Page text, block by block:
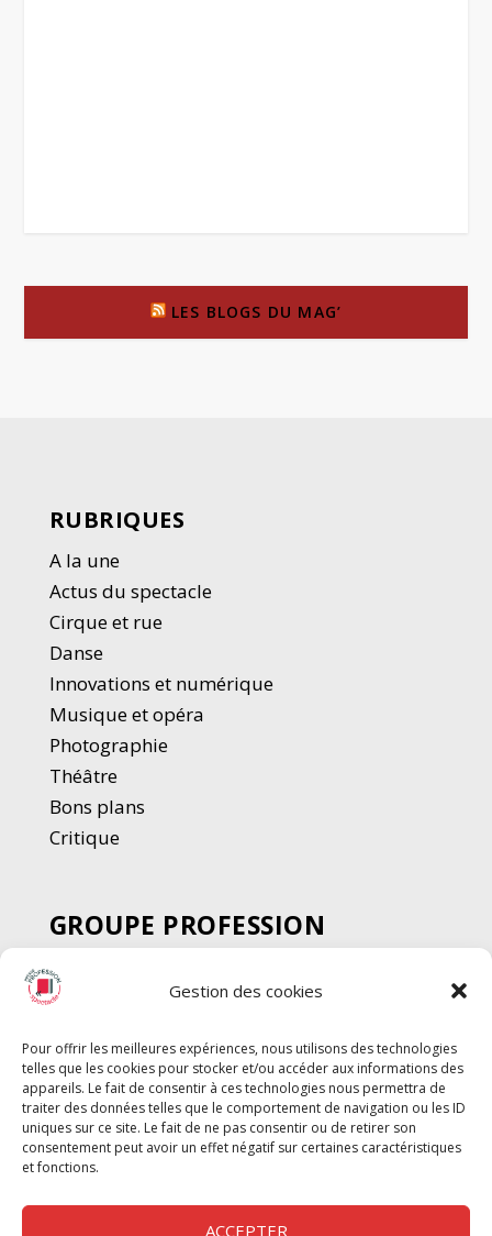
Gestion des cookies
Pour offrir les meilleures expériences, nous utilisons des technologies
telles que les cookies pour stocker et/ou accéder aux informations des
appareils. Le fait de consentir à ces technologies nous permettra de
traiter des données telles que le comportement de navigation ou les ID
uniques sur ce site. Le fait de ne pas consentir ou de retirer son
consentement peut avoir un effet négatif sur certaines caractéristiques
et fonctions.
ACCEPTER
LES BLOGS DU MAG’
RUBRIQUES
A la une
Actus du spectacle
Cirque et rue
Danse
Innovations et numérique
Musique et opéra
Photographie
Théâtre
Bons plans
Critique
GROUPE PROFESSION
SPECTACLE
Chèque Intermittents
Chèque Compta
Chèque Emploi Spectacle
G-Pods
Profession Audio-visuel